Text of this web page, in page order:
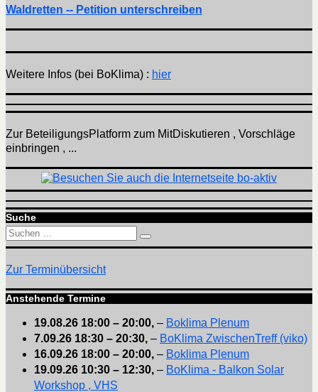
Waldretten -- Petition unterschreiben
Weitere Infos (bei BoKlima) : hier
Zur BeteiligungsPlatform zum MitDiskutieren , Vorschläge
einbringen , ...
Suche
Suchen
nach:
Suchen
Zur Terminübersicht
Anstehende Termine
19.08.26 18:00 – 20:00, – Boklima Plenum
7.09.26 18:30 – 20:30, – BoKlima ZwischenTreff (viko)
16.09.26 18:00 – 20:00, – Boklima Plenum
19.09.26 10:30 – 12:30, – BoKlima - Balkon Solar
Workshop , VHS